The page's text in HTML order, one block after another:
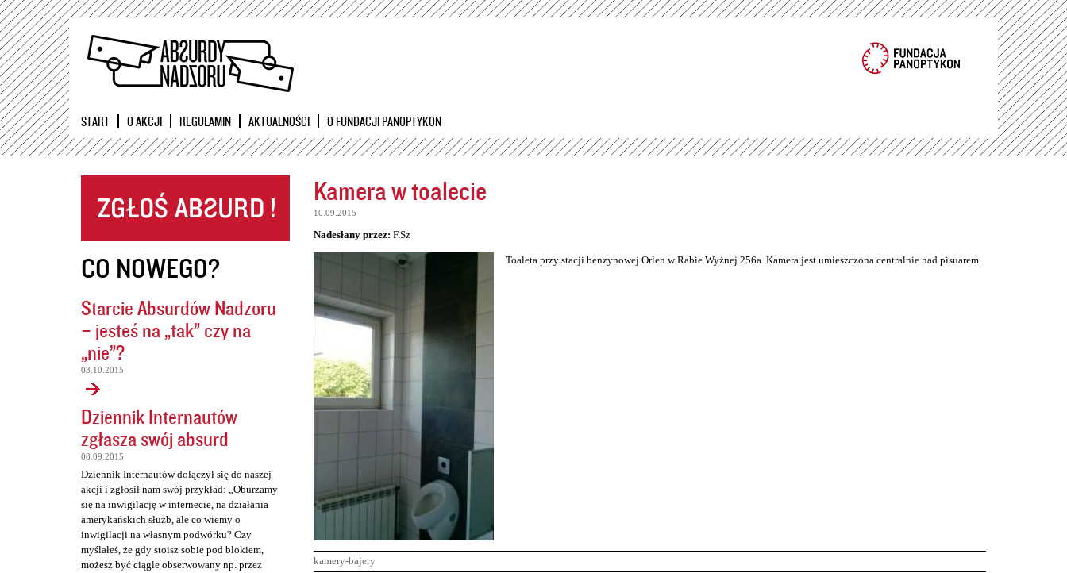
Przejdź
START O AKCJI REGULAMIN AKTUALNOŚCI O FUNDACJI PANOPTYKON
CO NOWEGO?
Starcie Absurdów Nadzoru
– jesteś na „tak” czy na
„nie”?
03.10.2015
Dziennik Internautów
zgłasza swój absurd
08.09.2015
Dziennik Internautów dołączył się do naszej
akcji i zgłosił nam swój przykład: „Oburzamy
się na inwigilację w internecie, na działania
amerykańskich służb, ale co wiemy o
inwigilacji na własnym podwórku? Czy
myślałeś, że gdy stoisz sobie pod blokiem,
możesz być ciągle obserwowany np. przez
Kamera w toalecie
10.09.2015
Nadesłany przez: F.Sz
Toaleta przy stacji benzynowej Orlen w Rabie Wyżnej 256a. Kamera jest umieszczona centralnie nad pisuarem.
kamery-bajery